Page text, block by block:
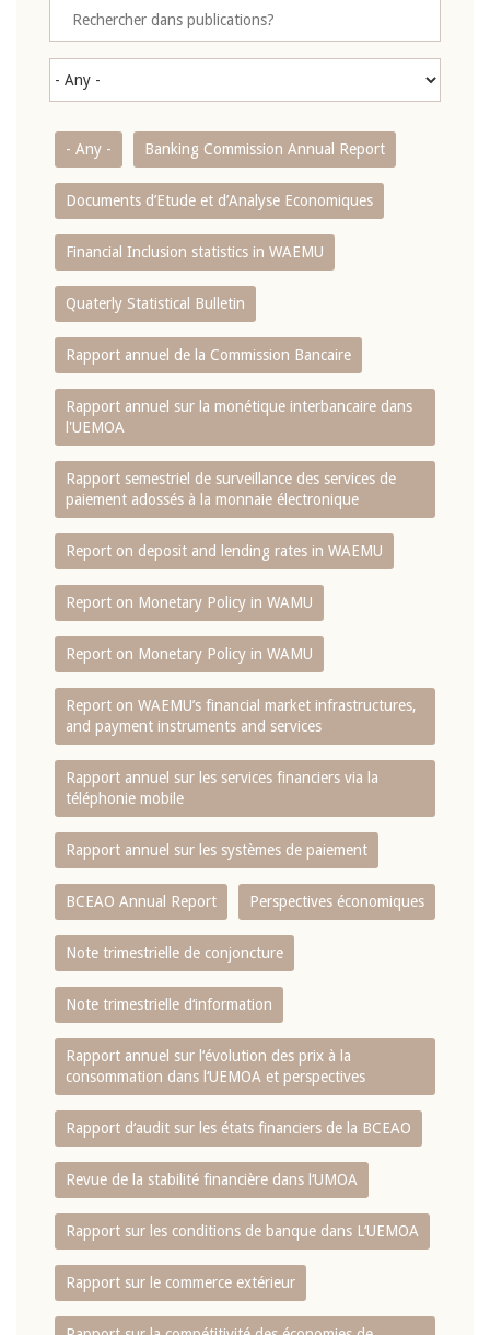
- Any - Banking Commission Annual Report
Documents d’Etude et d’Analyse Economiques
Financial Inclusion statistics in WAEMU
Quaterly Statistical Bulletin
Rapport annuel de la Commission Bancaire
Rapport annuel sur la monétique interbancaire dans
l'UEMOA
Rapport semestriel de surveillance des services de
paiement adossés à la monnaie électronique
Report on deposit and lending rates in WAEMU
Report on Monetary Policy in WAMU
Report on Monetary Policy in WAMU
Report on WAEMU’s financial market infrastructures,
and payment instruments and services
Rapport annuel sur les services financiers via la
téléphonie mobile
Rapport annuel sur les systèmes de paiement
BCEAO Annual Report Perspectives économiques
Note trimestrielle de conjoncture
Note trimestrielle d‘information
Rapport annuel sur l‘évolution des prix à la
consommation dans l‘UEMOA et perspectives
Rapport d‘audit sur les états financiers de la BCEAO
Revue de la stabilité financière dans l‘UMOA
Rapport sur les conditions de banque dans L‘UEMOA
Rapport sur le commerce extérieur